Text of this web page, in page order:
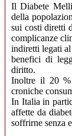
Il Diabete
della
sui costi diretti
complicanze
indiretti legati
benefici di
diritto.
Inoltre il 20 %
croniche
In Italia in
affette da
soffrirne senza